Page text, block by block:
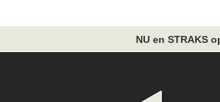
NU en STRAKS